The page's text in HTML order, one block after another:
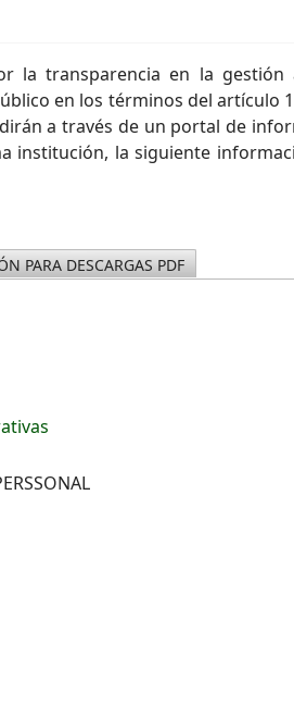
la transparencia en la
en los términos del artículo
a través de un portal de
institución, la siguiente
PARA DESCARGAS PDF